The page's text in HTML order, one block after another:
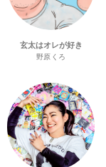
玄太はオレが好き
野原くろ